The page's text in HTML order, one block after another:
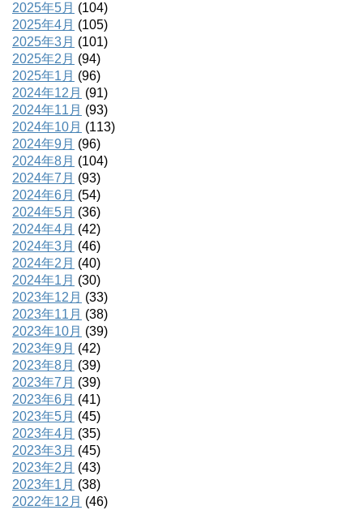
2025年5月 (104)
2025年4月 (105)
2025年3月 (101)
2025年2月 (94)
2025年1月 (96)
2024年12月 (91)
2024年11月 (93)
2024年10月 (113)
2024年9月 (96)
2024年8月 (104)
2024年7月 (93)
2024年6月 (54)
2024年5月 (36)
2024年4月 (42)
2024年3月 (46)
2024年2月 (40)
2024年1月 (30)
2023年12月 (33)
2023年11月 (38)
2023年10月 (39)
2023年9月 (42)
2023年8月 (39)
2023年7月 (39)
2023年6月 (41)
2023年5月 (45)
2023年4月 (35)
2023年3月 (45)
2023年2月 (43)
2023年1月 (38)
2022年12月 (46)